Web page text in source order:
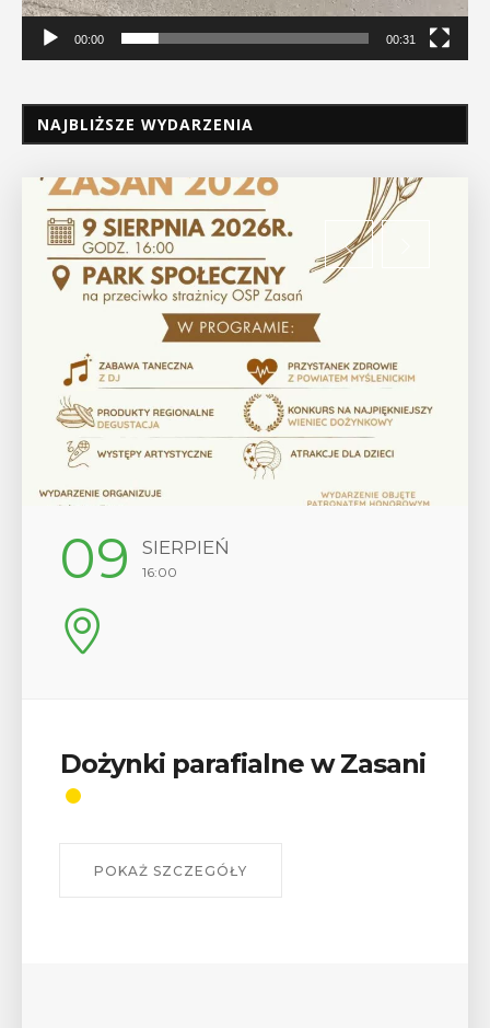
00:00 00:31
NAJBLIŻSZE WYDARZENIA
09 SIERPIEŃ
16:00
Dożynki parafialne w Zasani
POKAŻ SZCZEGÓŁY